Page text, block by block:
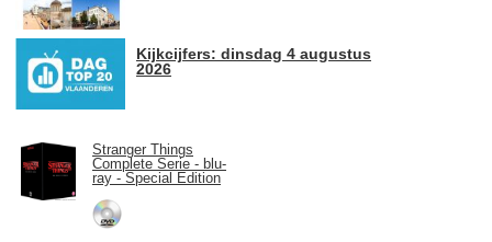
Kijkcijfers: dinsdag 4 augustus
2026
Stranger Things
Complete Serie - blu-
ray - Special Edition